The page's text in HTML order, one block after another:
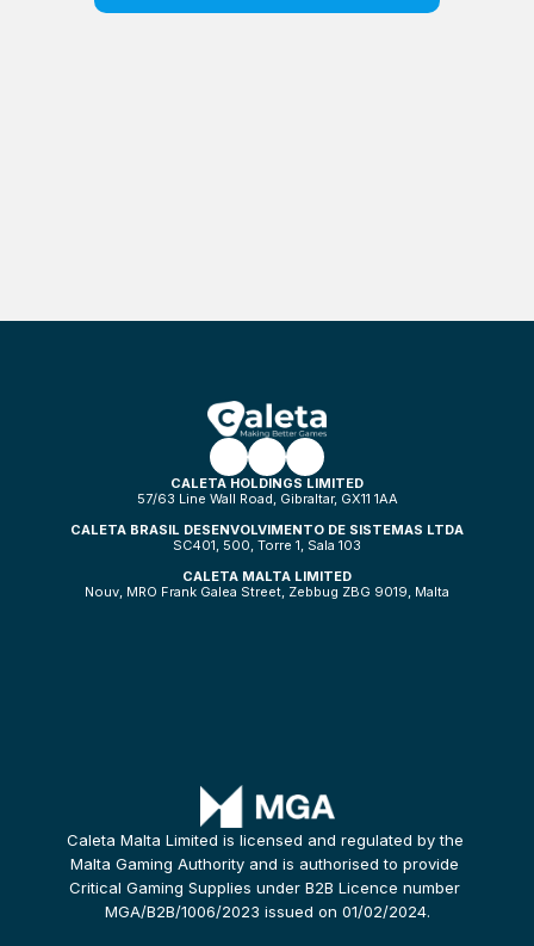
CALETA HOLDINGS LIMITED
57/63 Line Wall Road, Gibraltar, GX11 1AA
CALETA BRASIL DESENVOLVIMENTO DE SISTEMAS LTDA
SC401, 500, Torre 1, Sala 103
CALETA MALTA LIMITED
Nouv, MRO Frank Galea Street, Zebbug ZBG 9019, Malta
Caleta Malta Limited is licensed and regulated by the
Malta Gaming Authority and is authorised to provide
Critical Gaming Supplies under B2B Licence number
MGA/B2B/1006/2023 issued on 01/02/2024.